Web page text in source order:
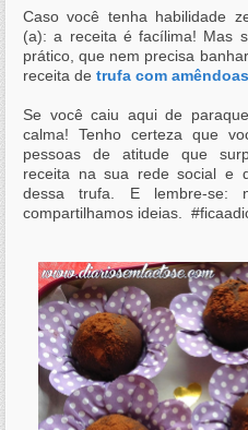
Caso você tenha habilidade
(a): a receita é facílima! Mas
prático, que nem precisa
receita de trufa com amêndoas
Se você caiu aqui de
calma! Tenho certeza que
pessoas de atitude que
receita na sua rede social e
dessa trufa. E lembre-se:
compartilhamos ideias.